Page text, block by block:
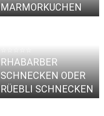
MARMORKUCHEN
RHABARBER
SCHNECKEN ODER
RÜEBLI SCHNECKEN